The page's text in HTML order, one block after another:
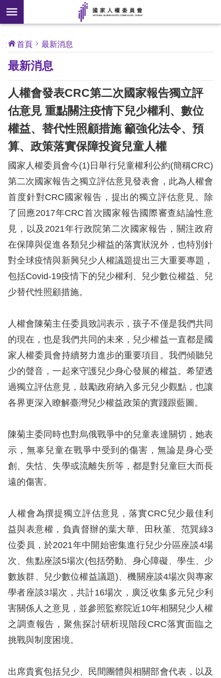
前往主要內容區塊
搜
尋
開
新
]
核
心
人
權
公
約
關
於
本
最
新
消
人
權
業
務
心
人
權
公
約
陳
申
訴
權
料
庫
障
礙
快
捷
鍵
請
:::
首頁 最新消息
最新消息
人權會發表CRC第二次國家報告獨立評
估意見 重點關注疫情下兒少權利、數位
權益、替代性照顧措施 籲強化法令、預
算、政策落實保障投資兒童人權
國家人權委員會今(1)日舉行兒童權利公約(簡稱CRC)
第二次國家報告之獨立評估意見發表會，此為人權會
首度針對CRC國家報告，提出的獨立評估意見。除
了回應2017年CRC首次國家報告國際審查結論性意
見，以及2021年行政院第二次國家報告，關注政府
在保障與促進各類兒少權益的落實狀況外，也特別針
對全球疫情與新興兒少人權議題提出三大重要專題，
包括Covid-19疫情下的兒少權利、兒少數位權益、兒
少替代性照顧措施。
人權會陳菊主任委員致詞表示，孩子不僅是我們共同
的現在，也是我們共同的未來，兒少權益一直都是國
家人權委員會持續努力進步的重要項目。我們傾聽兒
少的聲音，一起來守護兒少身心發展的權益。希望透
過獨立評估意見，鼓勵政府納入多元兒少觀點，也讓
各界更深入瞭解臺灣兒少權益政策的實踐跟藍圖。
陳菊主委同時也對烏俄戰爭中的兒童表達關切，她表
示，無辜兒童在戰爭中受到的傷害，無論是身心受
創、失怙、失學或流離失所等，都是對兒童巨大而長
遠的傷害。
人權會為撰提獨立評估意見，落實CRC兒少最佳利
益與表意權，負責督辦的葉大華、田秋堇、范巽綠3
位委員，於2021年中開始密集進行兒少分區座談4場
次、焦點座談5場次(包括勞動、身心障礙、學生、少
數族群、兒少數位權益議題)、機關座談4場次與專家
學者座談3場次，共計16場次，廣泛收集多元兒少利
害關係人之意見，並參照監察院近10年相關兒少人權
之調查報告，聚焦探討研析現階段CRC落實面臨之
挑戰與制度困境。
出席貴賓包括兒少、民間團體與相關部會代表，以及